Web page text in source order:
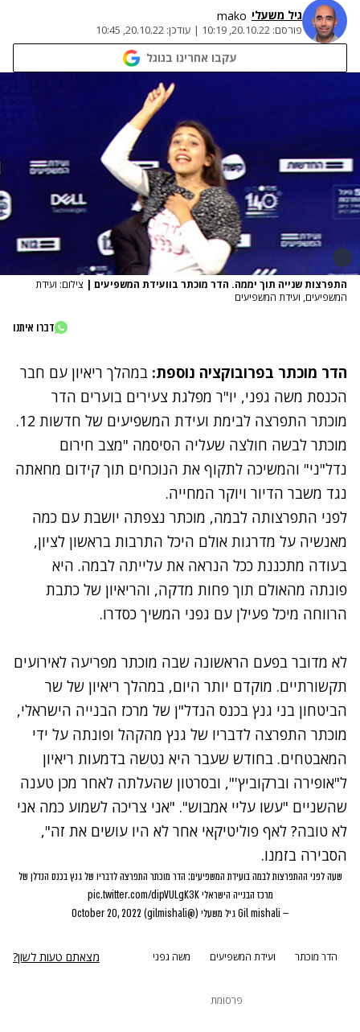
גיל משעלי mako
פורסם: 20.10.22, 10:19
| עודכן: 20.10.22, 10:45
עקבו אחרינו בגוגל
התפרצות שנייה תוך יממה. הדר מוכתר בוועידת המשפיעים | צילום: ועידת
המשפיעים, ועידת המשפיעים
דברו איתנו
הדר מוכתר בפרובוקציה נוספת: במהלך ריאיון עם חבר
הכנסת משה גפני, יו"ר מפלגת צעירים בוערים הדר
מוכתר התפרצה לבימת ועידת המשפיעים של חדשות 12.
מוכתר לבשה חולצה שעליה הסיסמה "מצב חירום
נדל"ני" והמשיכה לתקוף את הנוכחים תוך קידום מחאתה
נגד משבר הדיור ויוקר המחייה.
לפני התפרצותה לבמה, מוכתר נצפתה יושבת עם כמה
מאנשיה על מדרגות אולם היכל התרבות בראשון לציון,
בעודה מתכננת ככל הנראה את עלייתה לבמה. היא
פונתה מהאולם תוך פחות מדקה, והריאיון של כתבת
הרווחה מיכל פעילן עם גפני המשיך כסדרו.
נתקלנו בבעיה
נסה שוב
לא מדובר בפעם הראשונה שבה מוכתר מפריעה לאירועים
תקשורתיים. מוקדם יותר היום, במהלך ריאיון של שר
הביטחון בני גנץ בכנס הנדל"ן של מרכז הבנייה הישראלי,
מוכתר התפרצה לדבריו של גנץ מהקהל ופונתה על ידי
המאבטחים. בחודש שעבר היא נטשה בדמעות ריאיון
ל"אופירה וברקוביץ'", ובסרטון שהעלתה לאחר מכן טענה
שהשניים "עשו עליי אמבוש". "אני צריכה לשמוע כמה אני
לא טובה? לאף פוליטיקאי אחר לא היו עושים את זה",
הסבירה בזמנו.
שעה לפני ההתפרצות לבמה בועידת המשפיעים: הדר מוכתר התפרצה לדבריו של גנץ בכנס הנדלן של
מרכז הבנייה הישראליpic.twitter.com/dipVULgK3K
— Gil mishali גיל משעלי (@gilmishali)
October 20, 2022
הדר מוכתר ועידת המשפיעים משה גפני מצאתם טעות לשון?
פרסומת